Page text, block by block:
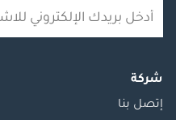
شركة
إتصل بنا